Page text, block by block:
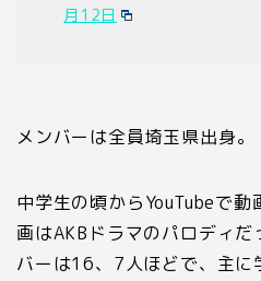
月12日
メンバーは全員埼玉県出身。
中学生の頃からYouTubeで
画はAKB ドラマのパロディ
バーは16、 7人ほどで、主に